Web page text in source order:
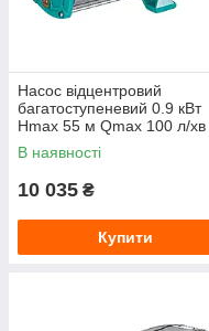
Насос відцентровий
багатоступеневий 0.9 кВт
Hmax 55 м Qmax 100 л/хв
нерж LEO 3.0 5ACm100S
В наявності
10 035 ₴
Купити